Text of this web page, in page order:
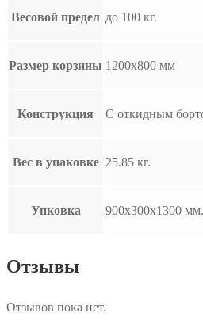
Весовой предел до 100 кг.
Размер корзины 1200х800 мм
Конструкция С откидным
Вес в упаковке 25.85 кг.
Упковка 900х300х1300 мм.
Отзывы
Отзывов пока нет.